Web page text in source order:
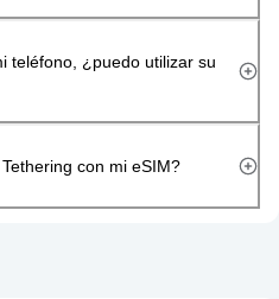
teléfono, ¿puedo utilizar su
con mi eSIM?